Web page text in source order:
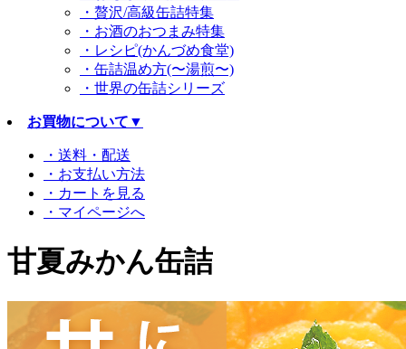
・贅沢/高級缶詰特集
・お酒のおつまみ特集
・レシピ(かんづめ食堂)
・缶詰温め方(〜湯煎〜)
・世界の缶詰シリーズ
お買物について ▼
・送料・配送
・お支払い方法
・カートを見る
・マイページへ
甘夏みかん缶詰